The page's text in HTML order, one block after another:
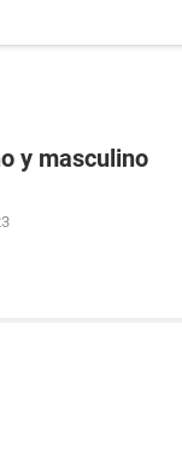
y masculino